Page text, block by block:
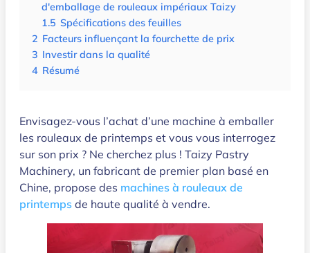
d'emballage de rouleaux impériaux Taizy
1.5 Spécifications des feuilles
2 Facteurs influençant la fourchette de prix
3 Investir dans la qualité
4 Résumé
Envisagez-vous l’achat d’une machine à emballer
les rouleaux de printemps et vous vous interrogez
sur son prix ? Ne cherchez plus ! Taizy Pastry
Machinery, un fabricant de premier plan basé en
Chine, propose des machines à rouleaux de
printemps de haute qualité à vendre.